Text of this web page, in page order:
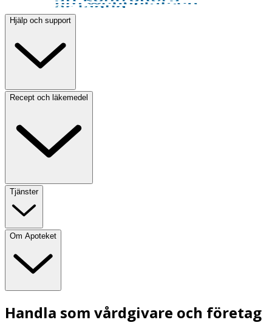
Hjälp och support
Recept och läkemedel
Tjänster
Om Apoteket
Handla som vårdgivare och företag